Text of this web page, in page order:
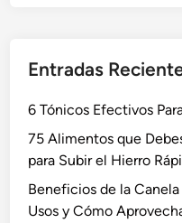
Entradas
6 Tónicos Efectivos
75 Alimentos que
para Subir el Hierro
Beneficios de la Canela
Usos y Cómo